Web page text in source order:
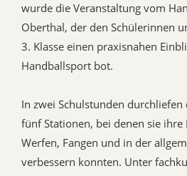
wurde die Veranstaltung vom
Oberthal, der den Schülerinnen
3. Klasse einen praxisnahen
Handballsport bot.
In zwei Schulstunden
fünf Stationen, bei denen sie ihre
Werfen, Fangen und in der
verbessern konnten. Unter